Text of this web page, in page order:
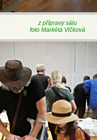
z přípravy sálu
foto Markéta Vlčková